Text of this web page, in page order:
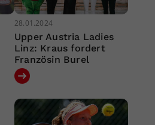
28.01.2024
Upper Austria Ladies
Linz: Kraus fordert
Französin Burel